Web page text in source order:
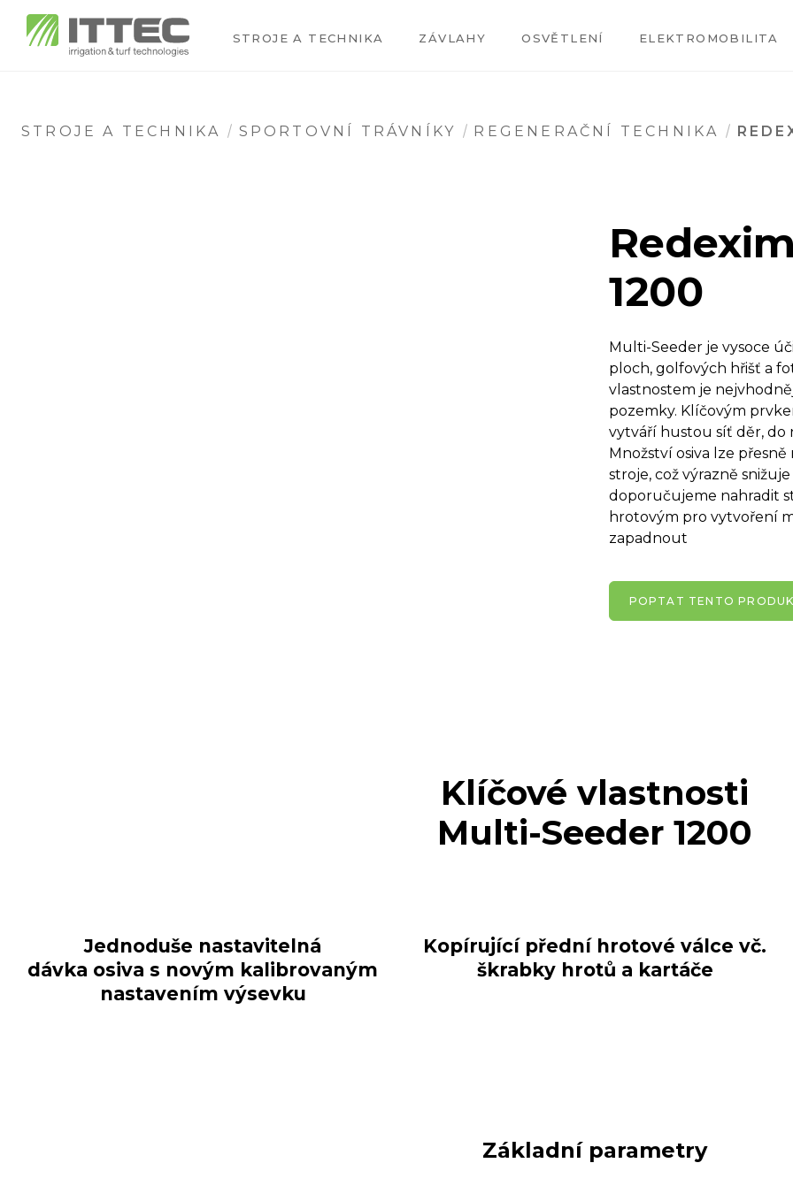
STROJE A TECHNIKA ZÁVLAHY OSVĚTLENÍ ELEKTROMOBILITA
STROJE A TECHNIKA SPORTOVNÍ TRÁVNÍKY REGENERAČNÍ TECHNIKA
1200
Multi-Seeder je vysoce
ploch, golfových hřišť a
vlastnostem je
pozemky. Klíčovým
vytváří hustou síť děr, do
Množství osiva lze
stroje, což výrazně
doporučujeme nahradit
hrotovým pro vytvoření
zapadnout
POPTAT TENTO
Klíčové vlastnosti
Multi-Seeder 1200
Jednoduše nastavitelná
dávka osiva s novým kalibrovaným
nastavením výsevku
Kopírující přední hrotové válce vč.
škrabky hrotů a kartáče
Základní parametry